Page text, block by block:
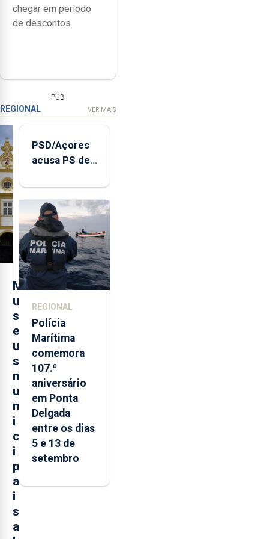
chegar em período
de descontos.
PUB
REGIONAL VER MAIS
M
u
s
e
u
s
m
u
n
i
c
i
p
a
i
s
a
PSD/Açores
acusa PS de
contraditória"
sobre
evolução
turística
REGIONAL
Polícia
Marítima
comemora
107.º
aniversário
em Ponta
Delgada
entre os dias
5 e 13 de
setembro